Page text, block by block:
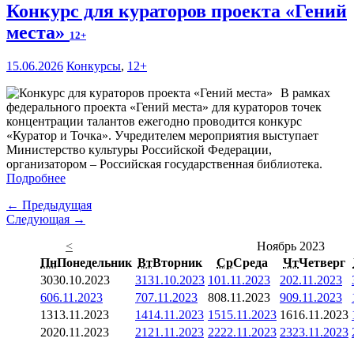
Конкурс для кураторов проекта «Гений
места» 12+
15.06.2026 Конкурсы, 12+
В рамках
федерального проекта «Гений места» для кураторов точек
концентрации талантов ежегодно проводится конкурс
«Куратор и Точка». Учредителем мероприятия выступает
Министерство культуры Российской Федерации,
организатором – Российская государственная библиотека.
Подробнее
← Предыдущая
Следующая →
<
Ноябрь 2023
ПнПонедельник ВтВторник СрСреда ЧтЧетверг
3030.10.2023 3131.10.2023 101.11.2023 202.11.2023
606.11.2023 707.11.2023 808.11.2023 909.11.2023
1313.11.2023 1414.11.2023 1515.11.2023 1616.11.2023
2020.11.2023 21 21.11.2023 2222.11.2023 2323.11.2023